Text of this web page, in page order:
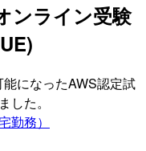
ンライン受験
になったAWS認定試
た。
勤務）